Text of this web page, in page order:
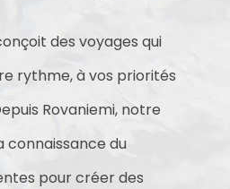
des voyages qui
rythme, à vos priorités
Rovaniemi, notre
connaissance du
pour créer des